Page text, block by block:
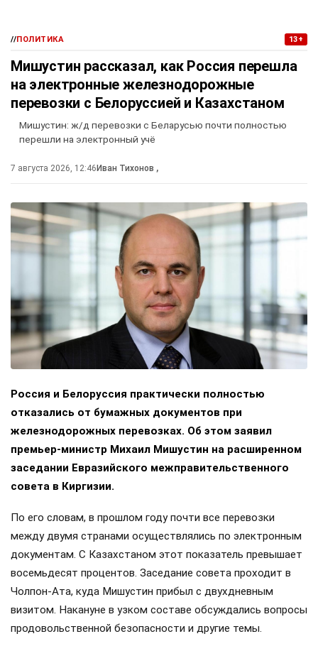
//ПОЛИТИКА 13+
Мишустин рассказал, как Россия перешла
на электронные железнодорожные
перевозки с Белоруссией и Казахстаном
Мишустин: ж/д перевозки с Беларусью почти полностью
перешли на электронный учё
7 августа 2026, 12:46 Иван Тихонов ,
Россия и Белоруссия практически полностью
отказались от бумажных документов при
железнодорожных перевозках. Об этом заявил
премьер-министр Михаил Мишустин на расширенном
заседании Евразийского межправительственного
совета в Киргизии.
По его словам, в прошлом году почти все перевозки
между двумя странами осуществлялись по электронным
документам. С Казахстаном этот показатель превышает
восемьдесят процентов. Заседание совета проходит в
Чолпон-Ата, куда Мишустин прибыл с двухдневным
визитом. Накануне в узком составе обсуждались вопросы
продовольственной безопасности и другие темы.